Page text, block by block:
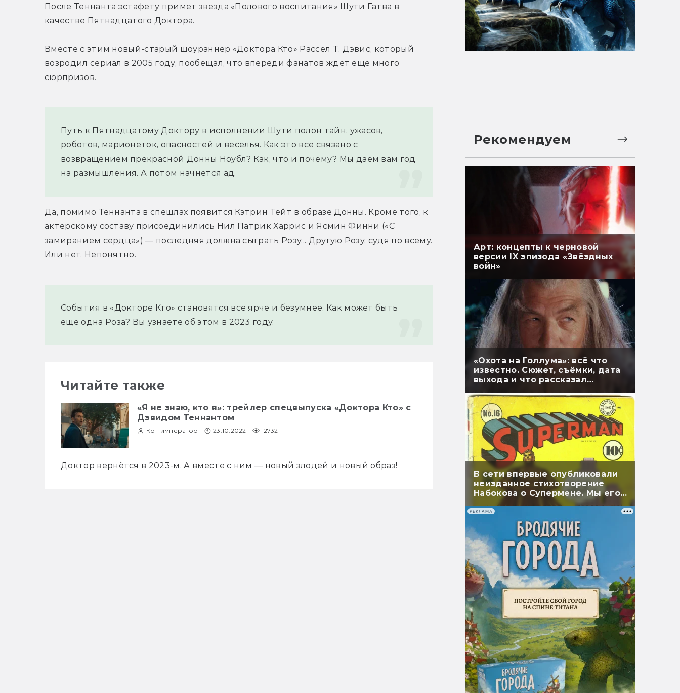
После Теннанта эстафету примет звезда «Полового воспитания» Шути Гатва в
качестве Пятнадцатого Доктора.
Вместе с этим новый-старый шоураннер «Доктора Кто» Рассел Т. Дэвис, который
возродил сериал в 2005 году, пообещал, что впереди фанатов ждет еще много
сюрпризов.
Путь к Пятнадцатому Доктору в исполнении Шути полон тайн, ужасов,
роботов, марионеток, опасностей и веселья. Как это все связано с
возвращением прекрасной Донны Ноубл? Как, что и почему? Мы даем вам год
на размышления. А потом начнется ад.
Да, помимо Теннанта в спешлах появится Кэтрин Тейт в образе Донны. Кроме того, к
актерскому составу присоединились Нил Патрик Харрис и Ясмин Финни («С
замиранием сердца») — последняя должна сыграть Розу... Другую Розу, судя по всему.
Или нет. Непонятно.
События в «Докторе Кто» становятся все ярче и безумнее. Как может быть
еще одна Роза? Вы узнаете об этом в 2023 году.
Читайте также
«Я не знаю, кто я»: трейлер спецвыпуска «Доктора Кто» с
Дэвидом Теннантом
Кот-император 23.10.2022 12732
Доктор вернётся в 2023-м. А вместе с ним — новый злодей и новый образ!
Рекомендуем
Арт: концепты к черновой
версии IX эпизода «Звёздных
войн»
«Охота на Голлума»: всё что
известно. Сюжет, съёмки, дата
выхода и что рассказал
В сети впервые опубликовали
неизданное стихотворение
Набокова о Супермене. Мы его
перевели
РЕКЛАМА